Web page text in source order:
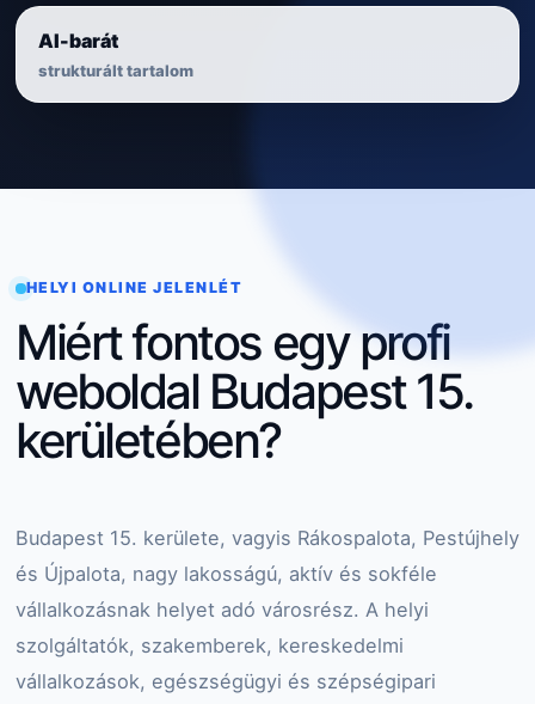
AI-barát
strukturált tartalom
HELYI ONLINE JELENLÉT
Miért fontos egy profi
weboldal Budapest 15.
kerületében?
Budapest 15. kerülete, vagyis Rákospalota, Pestújhely
és Újpalota, nagy lakosságú, aktív és sokféle
vállalkozásnak helyet adó városrész. A helyi
szolgáltatók, szakemberek, kereskedelmi
vállalkozások, egészségügyi és szépségipari